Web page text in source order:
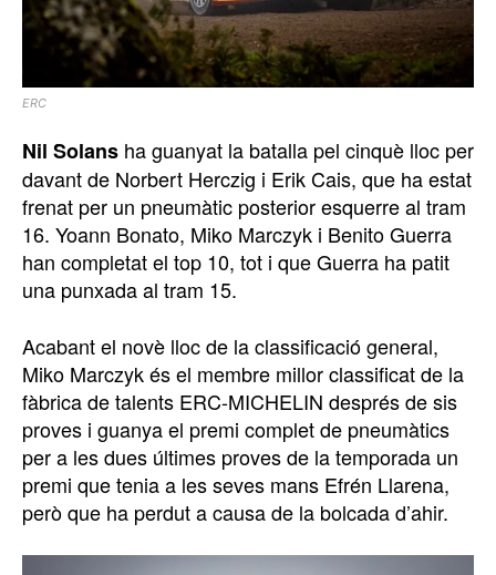
ERC
Nil Solans ha guanyat la batalla pel cinquè lloc per
davant de Norbert Herczig i Erik Cais, que ha estat
frenat per un pneumàtic posterior esquerre al tram
16. Yoann Bonato, Miko Marczyk i Benito Guerra
han completat el top 10, tot i que Guerra ha patit
una punxada al tram 15.
Acabant el novè lloc de la classificació general,
Miko Marczyk és el membre millor classificat de la
fàbrica de talents ERC-MICHELIN després de sis
proves i guanya el premi complet de pneumàtics
per a les dues últimes proves de la temporada un
premi que tenia a les seves mans Efrén Llarena,
però que ha perdut a causa de la bolcada d’ahir.